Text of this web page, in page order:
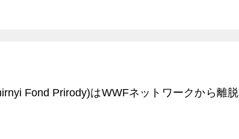
Fond Prirody)はWWFネットワークから離脱